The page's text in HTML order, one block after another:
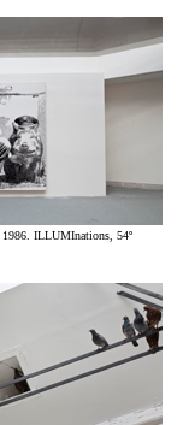
, 1986. ILLUMInations, 54º